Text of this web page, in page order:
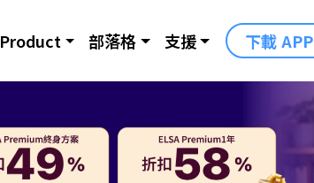
Product 部落格 支援 下載 APP